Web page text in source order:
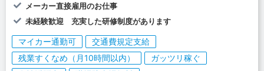
メーカー直接雇用のお仕事
未経験歓迎 充実した研修制度があります
マイカー通勤可
交通費規定支給
残業すくなめ（月10時間以内）
ガッツリ稼ぐ